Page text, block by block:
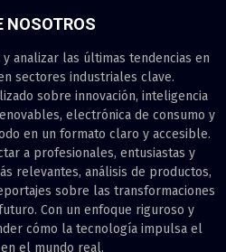
NOSOTROS
analizar las últimas tendencias en
sectores industriales clave.
sobre innovación, inteligencia
electrónica de consumo y
en un formato claro y accesible.
a profesionales, entusiastas y
relevantes, análisis de productos,
sobre las transformaciones
Con un enfoque riguroso y
cómo la tecnología impulsa el
el mundo real.